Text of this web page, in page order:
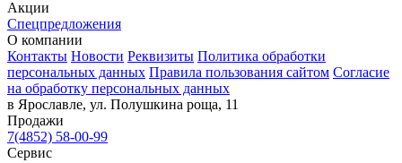
Акции
Спецпредложения
О компании
Контакты Новости Реквизиты Политика обработки
персональных данных Правила пользования сайтом Согласие
на обработку персональных данных
в Ярославле, ул. Полушкина роща, 11
Продажи
7(4852) 58-00-99
Сервис